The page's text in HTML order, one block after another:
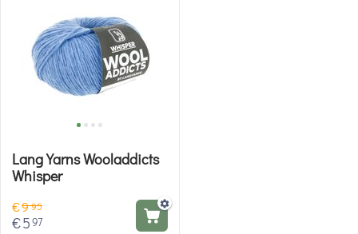
Lang Yarns Wooladdicts
Whisper
€995
€597